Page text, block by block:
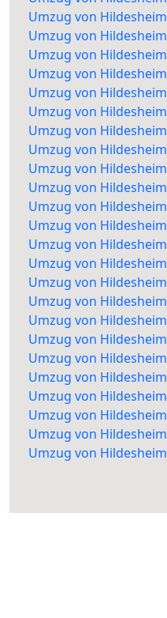
Umzug von
Umzug von
Umzug von
Umzug von
Umzug von
Umzug von
Umzug von
Umzug von
Umzug von
Umzug von
Umzug von
Umzug von
Umzug von
Umzug von
Umzug von
Umzug von
Umzug von
Umzug von
Umzug von
Umzug von
Umzug von
Umzug von
Umzug von
Umzug von